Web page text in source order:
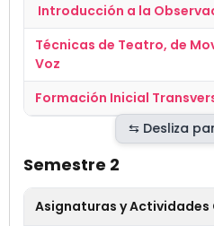
Introducción a la
Técnicas de Teatro, de
Voz
Formación Inicial
Semestre 2
Asignaturas y Actividades